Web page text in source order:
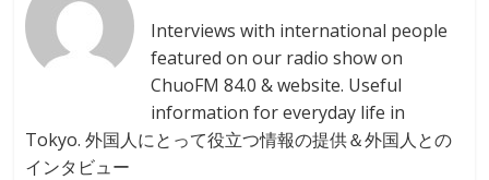
Interviews with international people
featured on our radio show on
ChuoFM 84.0 & website. Useful
information for everyday life in
Tokyo. 外国人にとって役立つ情報の提供＆外国人との
インタビュー